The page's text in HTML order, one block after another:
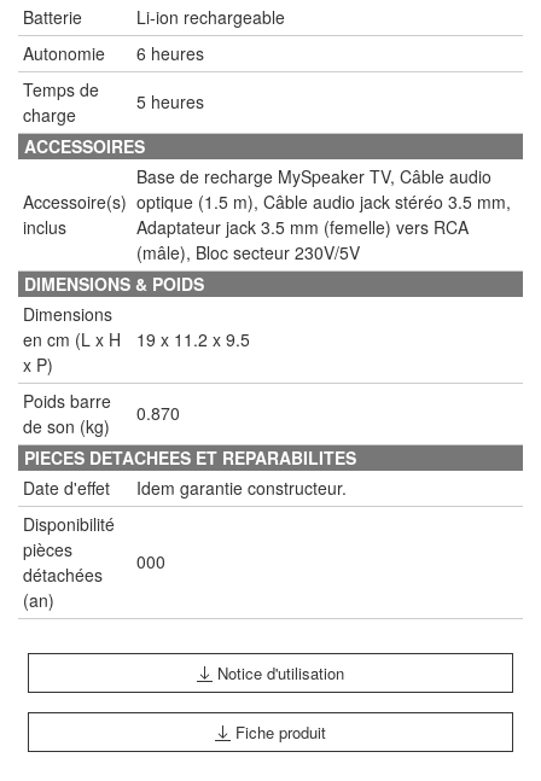
Batterie
Li-ion rechargeable
Autonomie
6 heures
Temps de
charge
5 heures
ACCESSOIRES
Accessoire(s)
inclus
Base de recharge MySpeaker TV, Câble audio
optique (1.5 m), Câble audio jack stéréo 3.5 mm,
Adaptateur jack 3.5 mm (femelle) vers RCA
(mâle), Bloc secteur 230V/5V
DIMENSIONS & POIDS
Dimensions
en cm (L x H
x P)
19 x 11.2 x 9.5
Poids barre
de son (kg)
0.870
PIECES DETACHEES ET REPARABILITES
Date d'effet
Idem garantie constructeur.
Disponibilité
pièces
détachées
(an)
000
Notice d'utilisation
Fiche produit